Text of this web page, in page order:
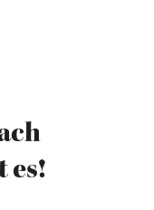
es!